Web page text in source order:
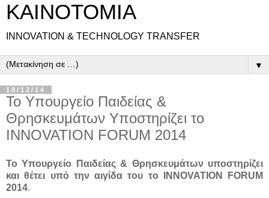
ΚΑΙΝΟΤΟΜΙΑ
INNOVATION & TECHNOLOGY TRANSFER
▼
18/12/14
Το Υπουργείο Παιδείας &
Θρησκευμάτων Υποστηρίζει τo
INNOVATION FORUM 2014
Το Υπουργείο Παιδείας & Θρησκευμάτων υποστηρίζει
και θέτει υπό την αιγίδα του τo INNOVATION FORUM
2014.